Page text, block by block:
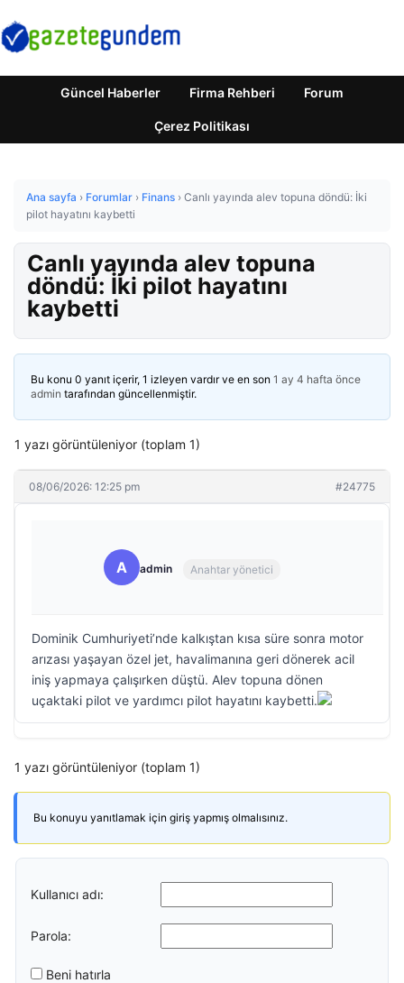
Güncel Haberler Firma Rehberi Forum
Çerez Politikası
Ana sayfa › Forumlar › Finans › Canlı yayında alev topuna döndü: İki
pilot hayatını kaybetti
Canlı yayında alev topuna
döndü: İki pilot hayatını
kaybetti
Bu konu 0 yanıt içerir, 1 izleyen vardır ve en son 1 ay 4 hafta önce
admin tarafından güncellenmiştir.
1 yazı görüntüleniyor (toplam 1)
08/06/2026: 12:25 pm #24775
A admin Anahtar yönetici
Dominik Cumhuriyeti’nde kalkıştan kısa süre sonra motor
arızası yaşayan özel jet, havalimanına geri dönerek acil
iniş yapmaya çalışırken düştü. Alev topuna dönen
uçaktaki pilot ve yardımcı pilot hayatını kaybetti.
1 yazı görüntüleniyor (toplam 1)
Bu konuyu yanıtlamak için giriş yapmış olmalısınız.
Kullanıcı adı:
Parola:
Beni hatırla